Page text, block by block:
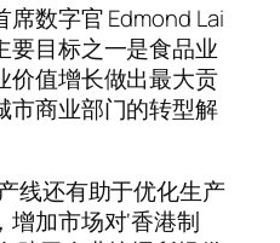
数字官 Edmond Lai
要目标之一是食品业
价值增长做出最大贡
市商业部门的转型解
线还有助于优化生产
加市场对‘香港制